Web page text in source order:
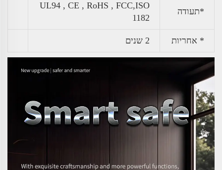
*תעודה
UL94 , CE , RoHS , FCC,ISO
1182
* אחריות 2 שנים